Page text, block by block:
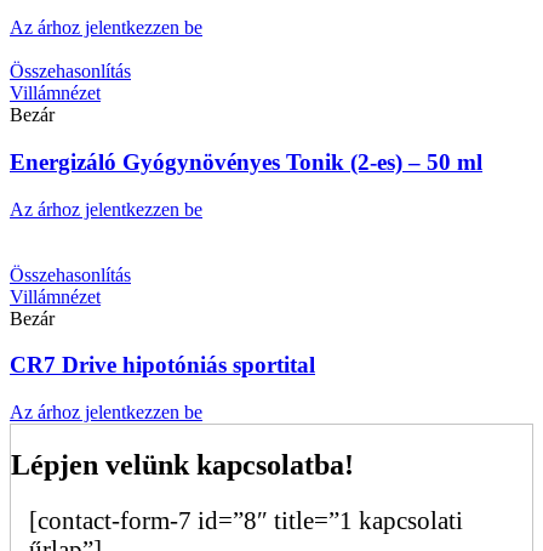
Az árhoz jelentkezzen be
Összehasonlítás
Villámnézet
Bezár
Energizáló Gyógynövényes Tonik (2-es) – 50 ml
Az árhoz jelentkezzen be
Összehasonlítás
Villámnézet
Bezár
CR7 Drive hipotóniás sportital
Az árhoz jelentkezzen be
Lépjen velünk kapcsolatba!
[contact-form-7 id=”8″ title=”1 kapcsolati